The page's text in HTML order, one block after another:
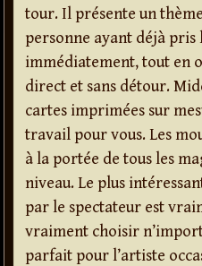
tour. Il présente un
personne ayant déjà pris
immédiatement, tout en
direct et sans détour.
cartes imprimées sur
travail pour vous. Les
à la portée de tous les
niveau. Le plus
par le spectateur est
vraiment choisir
parfait pour l’artiste